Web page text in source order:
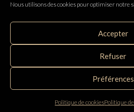
Nous utilisons des cookies pour optimiser notre
Accepter
Refuser
Préférences
Politique de cookiesPolitique
Balmain Paris Hair Couture
Distribué par SAS Follow Hair - 33 rue